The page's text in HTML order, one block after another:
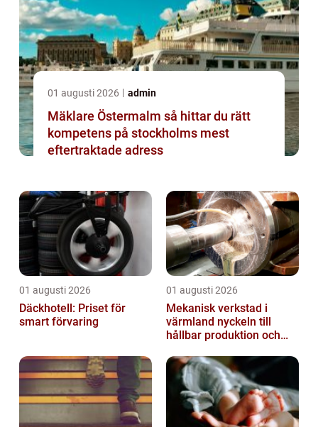
01 augusti 2026 admin
Mäklare Östermalm så hittar du rätt
kompetens på stockholms mest
eftertraktade adress
01 augusti 2026
Däckhotell: Priset för
smart förvaring
01 augusti 2026
Mekanisk verkstad i
värmland nyckeln till
hållbar produktion och